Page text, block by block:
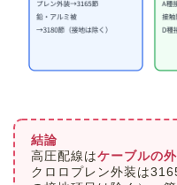
結論
高圧配線はケーブルの
クロロプレン外装は